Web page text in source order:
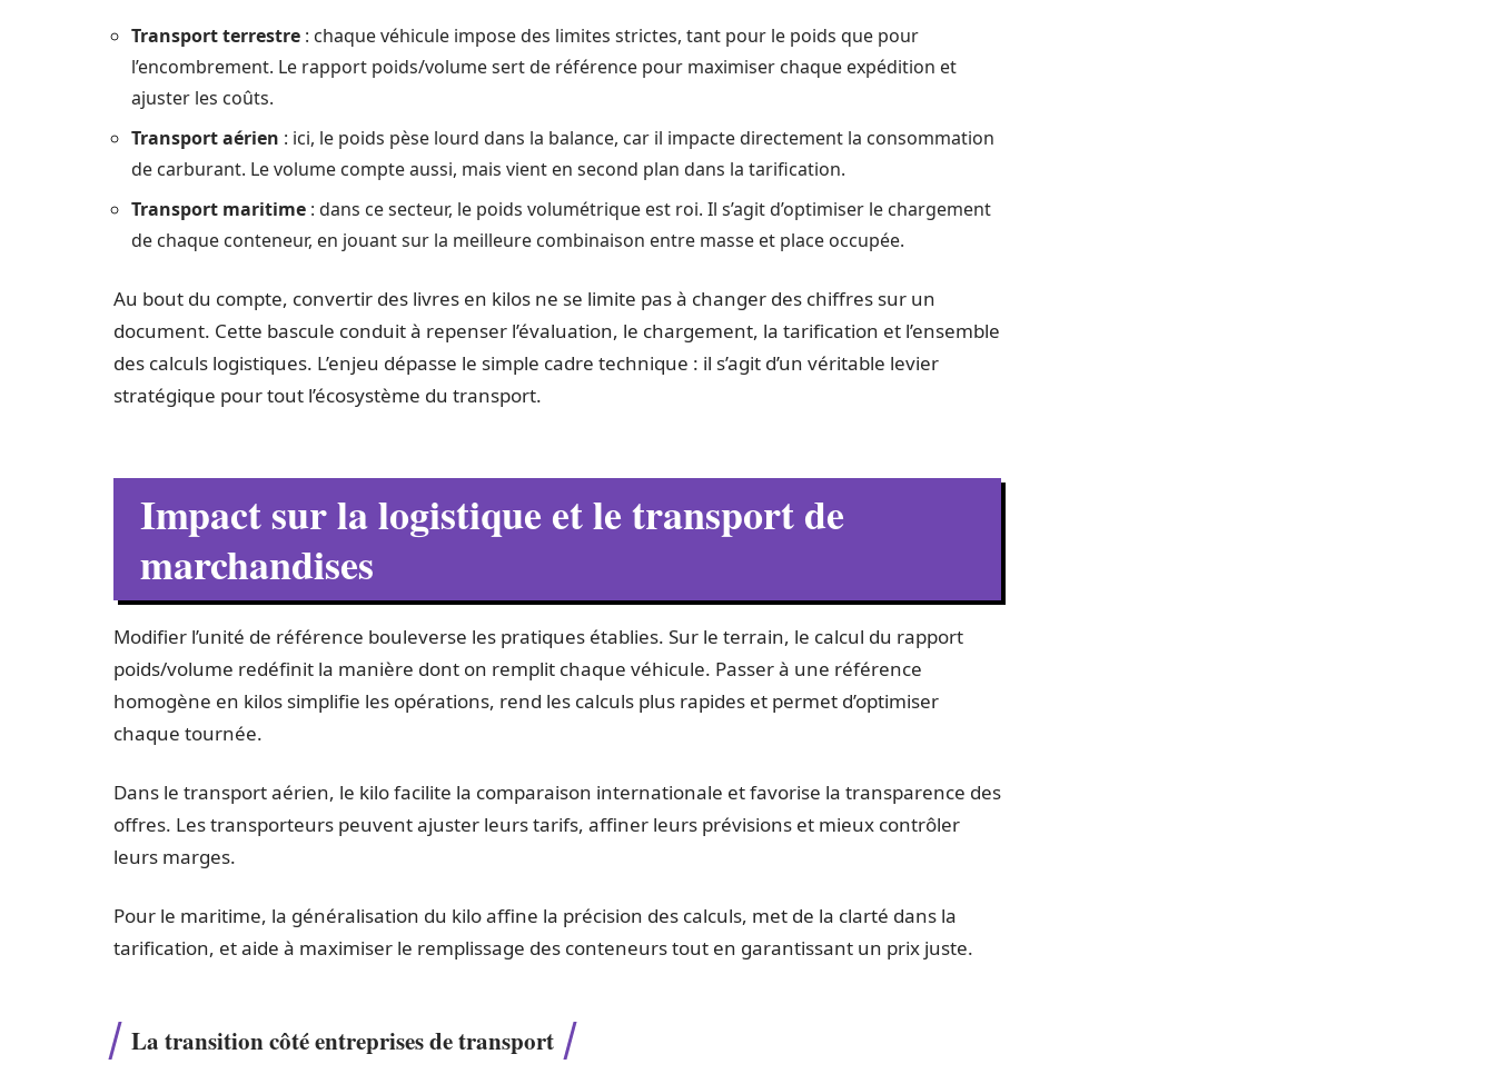
Transport terrestre : chaque véhicule impose des limites strictes, tant pour le poids que pour
l’encombrement. Le rapport poids/volume sert de référence pour maximiser chaque expédition et
ajuster les coûts.
Transport aérien : ici, le poids pèse lourd dans la balance, car il impacte directement la consommation
de carburant. Le volume compte aussi, mais vient en second plan dans la tarification.
Transport maritime : dans ce secteur, le poids volumétrique est roi. Il s’agit d’optimiser le chargement
de chaque conteneur, en jouant sur la meilleure combinaison entre masse et place occupée.
Au bout du compte, convertir des livres en kilos ne se limite pas à changer des chiffres sur un
document. Cette bascule conduit à repenser l’évaluation, le chargement, la tarification et l’ensemble
des calculs logistiques. L’enjeu dépasse le simple cadre technique : il s’agit d’un véritable levier
stratégique pour tout l’écosystème du transport.
Impact sur la logistique et le transport de
marchandises
Modifier l’unité de référence bouleverse les pratiques établies. Sur le terrain, le calcul du rapport
poids/volume redéfinit la manière dont on remplit chaque véhicule. Passer à une référence
homogène en kilos simplifie les opérations, rend les calculs plus rapides et permet d’optimiser
chaque tournée.
Dans le transport aérien, le kilo facilite la comparaison internationale et favorise la transparence des
offres. Les transporteurs peuvent ajuster leurs tarifs, affiner leurs prévisions et mieux contrôler
leurs marges.
Pour le maritime, la généralisation du kilo affine la précision des calculs, met de la clarté dans la
tarification, et aide à maximiser le remplissage des conteneurs tout en garantissant un prix juste.
La transition côté entreprises de transport